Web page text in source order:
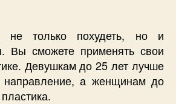
не только похудеть, но и
Вы сможете применять свои
Девушкам до 25 лет лучше
направление, а женщинам до